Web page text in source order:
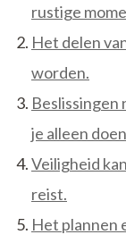
rustige
Het delen
worden.
Beslissingen
je alleen
Veiligheid
reist.
Het plannen